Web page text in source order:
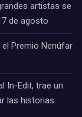
artistas se
de agosto
el Premio Nenúfar
In-Edit, trae un
las historias